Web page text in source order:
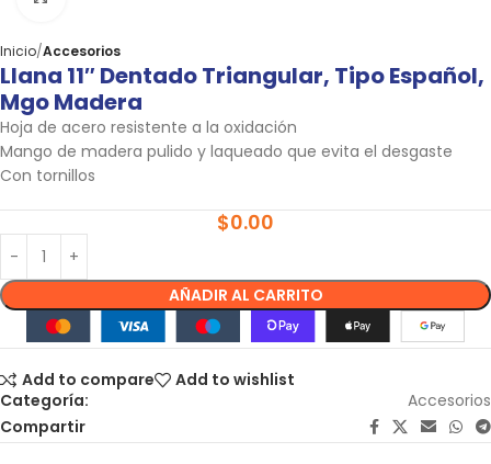
Inicio Accesorios
Llana 11″ Dentado Triangular, Tipo Español,
Mgo Madera
Hoja de acero resistente a la oxidación
Mango de madera pulido y laqueado que evita el desgaste
Con tornillos
$0.00
AÑADIR AL CARRITO
Add to compare
Add to wishlist
Categoría:
Accesorios
Compartir